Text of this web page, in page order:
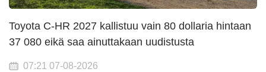
Toyota C-HR 2027 kallistuu vain 80 dollaria hintaan
37 080 eikä saa ainuttakaan uudistusta
07:21 07-08-2026